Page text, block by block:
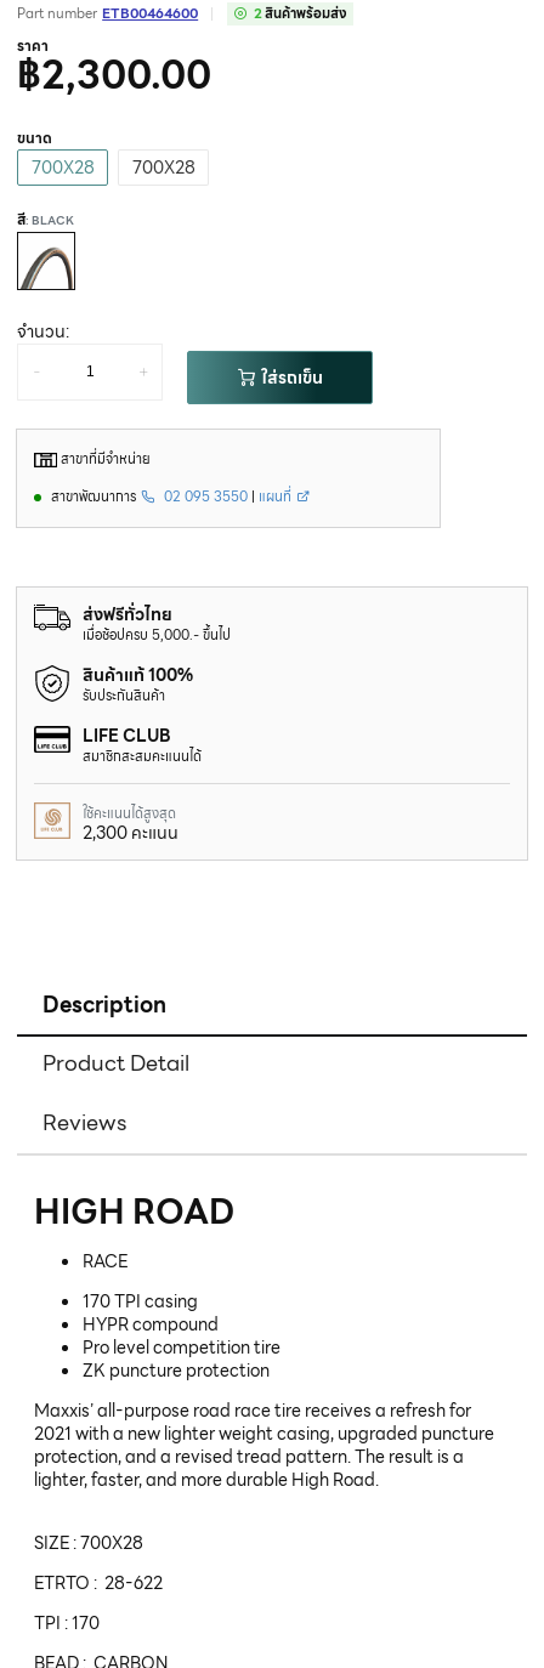
Part number ETB00464600 2สินค้าพร้อมส่ง
ราคา
฿2,300.00
ขนาด
700X28 700X28
สี: BLACK
จำนวน:
-
+ ใส่รถเข็น
สาขาที่มีจำหน่าย
สาขาพัฒนาการ
02 095 3550| แผนที่
ส่งฟรีทั่วไทย
เมื่อช้อปครบ 5,000.- ขึ้นไป
สินค้าแท้ 100%
รับประกันสินค้า
LIFE CLUB
สมาชิกสะสมคะแนนได้
ใช้คะแนนได้สูงสุด
2,300 คะแนน
Description
Product Detail
Reviews
HIGH ROAD
RACE
170 TPI casing
HYPR compound
Pro level competition tire
ZK puncture protection
Maxxis’ all-purpose road race tire receives a refresh for
2021 with a new lighter weight casing, upgraded puncture
protection, and a revised tread pattern. The result is a
lighter, faster, and more durable High Road.
SIZE : 700X28
ETRTO : 28-622
TPI : 170